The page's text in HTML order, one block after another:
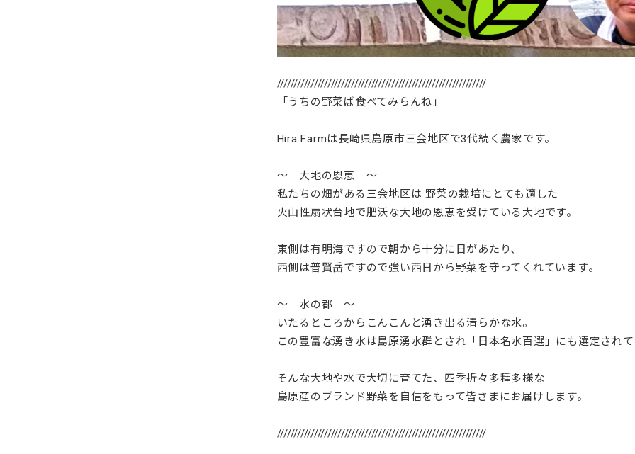
//////////////////////////////////////////////////////////////
「うちの野菜ば食べてみらんね」
Hira Farmは長崎県島原市三会地区で3代続く農家です。
～ 大地の恩恵 ～
私たちの畑がある三会地区は 野菜の栽培にとても適した
火山性扇状台地で肥沃な大地の恩恵を受けている大地です。
東側は有明海ですので朝から十分に日があたり、
西側は普賢岳ですので強い西日から野菜を守ってくれています。
～ 水の都 ～
いたるところからこんこんと湧き出る清らかな水。
この豊富な湧き水は島原湧水群とされ「日本名水百選」にも選定され
そんな大地や水で大切に育てた、四季折々多種多様な
島原産のブランド野菜を自信をもって皆さまにお届けします。
//////////////////////////////////////////////////////////////